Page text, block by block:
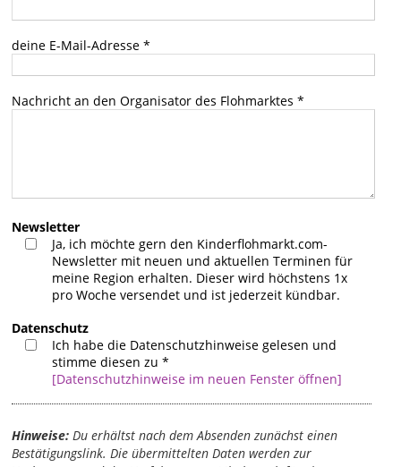
deine E-Mail-Adresse*
Nachricht an den Organisator des Flohmarktes*
Newsletter
Ja, ich möchte gern den Kinderflohmarkt.com-
Newsletter mit neuen und aktuellen Terminen für
meine Region erhalten. Dieser wird höchstens 1x
pro Woche versendet und ist jederzeit kündbar.
Datenschutz
Ich habe die Datenschutzhinweise gelesen und
stimme diesen zu*
[Datenschutzhinweise im neuen Fenster öffnen]
Hinweise: Du erhältst nach dem Absenden zunächst einen
Bestätigungslink. Die übermittelten Daten werden zur